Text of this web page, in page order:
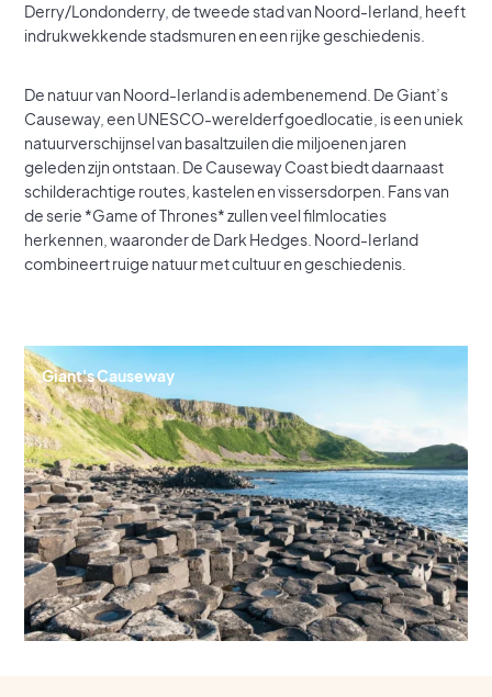
Derry/Londonderry, de tweede stad van Noord-Ierland, heeft
indrukwekkende stadsmuren en een rijke geschiedenis.
De natuur van Noord-Ierland is adembenemend. De Giant’s
Causeway, een UNESCO-werelderfgoedlocatie, is een uniek
natuurverschijnsel van basaltzuilen die miljoenen jaren
geleden zijn ontstaan. De Causeway Coast biedt daarnaast
schilderachtige routes, kastelen en vissersdorpen. Fans van
de serie *Game of Thrones* zullen veel filmlocaties
herkennen, waaronder de Dark Hedges. Noord-Ierland
combineert ruige natuur met cultuur en geschiedenis.
Giant's Causeway